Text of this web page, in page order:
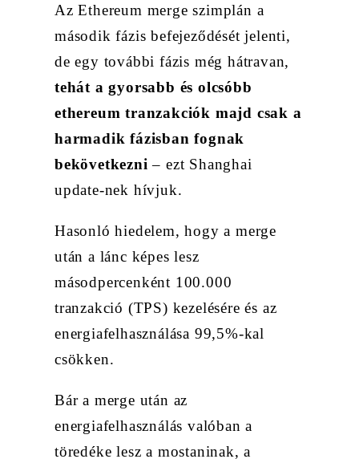
Az Ethereum merge szimplán a
második fázis befejeződését jelenti,
de egy további fázis még hátravan,
tehát a gyorsabb és olcsóbb
ethereum tranzakciók majd csak a
harmadik fázisban fognak
bekövetkezni – ezt Shanghai
update-nek hívjuk.
Hasonló hiedelem, hogy a merge
után a lánc képes lesz
másodpercenként 100.000
tranzakció (TPS) kezelésére és az
energiafelhasználása 99,5%-kal
csökken.
Bár a merge után az
energiafelhasználás valóban a
töredéke lesz a mostaninak, a